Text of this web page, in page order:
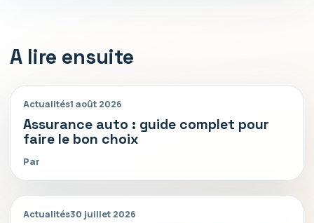
A lire ensuite
Actualités1 août 2026
Assurance auto : guide complet pour
faire le bon choix
Par
Actualités30 juillet 2026